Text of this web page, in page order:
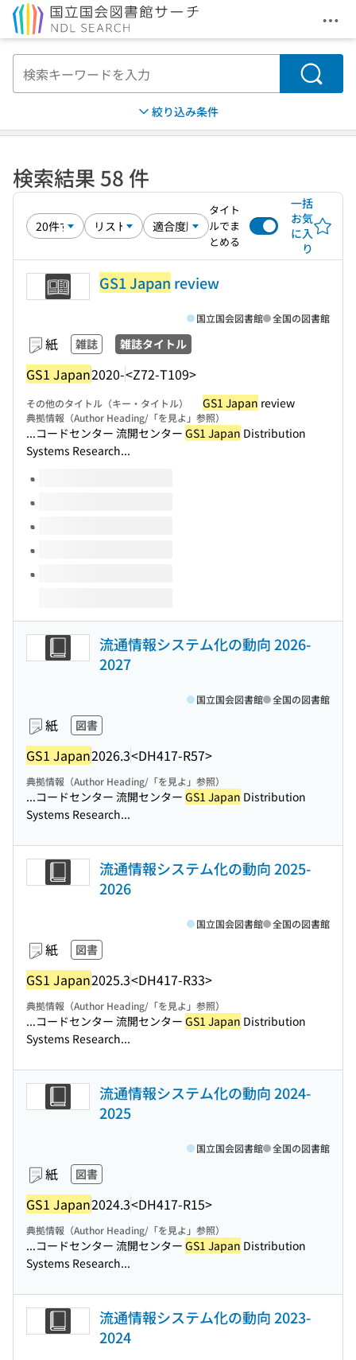
メ
検索
絞り込み条件
検索結果 58 件
タイト
ルでま
とめる
一括
お気
に入
り
GS1 Japan review
紙 雑誌 雑誌タイトル
GS1 Japan2020-<Z72-T109>
国立国会図書館 全国の図書館
その他のタイトル（キー・タイトル） GS1 Japan review
典拠情報（Author Heading/「を見よ」参照）
...コードセンター 流開センター GS1 Japan Distribution
Systems Research...
このタイトルの巻号
流通情報システム化の動向 2026-
2027
紙 図書
GS1 Japan2026.3<DH417-R57>
国立国会図書館 全国の図書館
典拠情報（Author Heading/「を見よ」参照）
...コードセンター 流開センター GS1 Japan Distribution
Systems Research...
流通情報システム化の動向 2025-
2026
紙 図書
GS1 Japan2025.3<DH417-R33>
国立国会図書館 全国の図書館
典拠情報（Author Heading/「を見よ」参照）
...コードセンター 流開センター GS1 Japan Distribution
Systems Research...
流通情報システム化の動向 2024-
2025
紙 図書
GS1 Japan2024.3<DH417-R15>
国立国会図書館 全国の図書館
典拠情報（Author Heading/「を見よ」参照）
...コードセンター 流開センター GS1 Japan Distribution
Systems Research...
流通情報システム化の動向 2023-
2024